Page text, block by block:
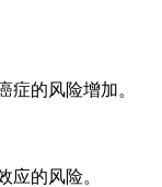
症的风险增加。
应的风险。